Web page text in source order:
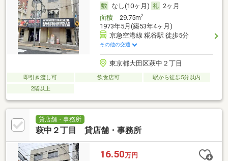
なし(10ヶ月)
2ヶ月
面積29.75m2
1973年5月(築53年4ヶ月)
京急空港線 糀谷駅 徒歩5分
その他の交通
東京都大田区萩中２丁目
即引き渡し可 飲食店可
駅から徒歩5分以内
2階以上
貸店舗・事務所
萩中２丁目 貸店舗・事務所
16.50万円